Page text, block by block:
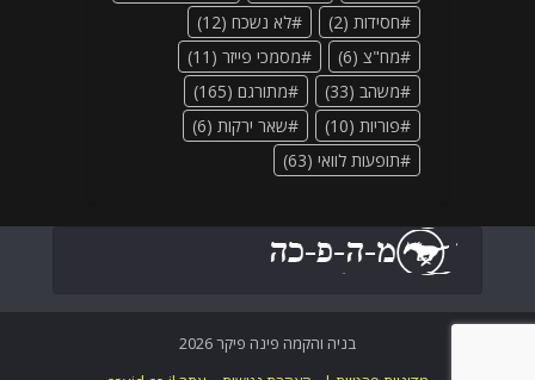
חסידות (2) לא נשכח (12)
מח"צ (6) מסמכי פייזר (11)
משהב (33) מתורגם (165)
פוריות (10) שאר ירקות (6)
תופעות לוואי (63)
בניה והקמה פינה פיקר 2026